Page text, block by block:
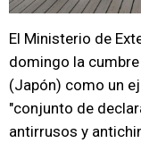
El Ministerio de
domingo la
(Japón) como un
"conjunto de
antirrusos y